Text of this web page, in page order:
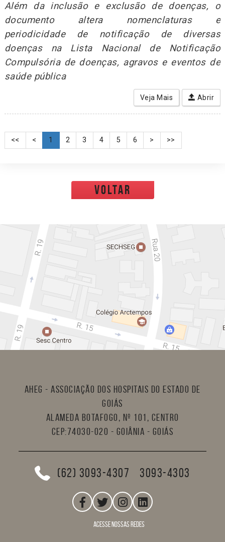
Além da inclusão e exclusão de doenças, o
documento altera nomenclaturas e
periodicidade de notificação de diversas
doenças na Lista Nacional de Notificação
Compulsória de doenças, agravos e eventos de
saúde pública
Veja Mais Abrir
<< < 1 2 3 4 5 6 > >>
voltar
AHEG - Associação dos Hospitais do Estado de
Goiás
Alameda Botafogo, nº 101, Centro
CEP:74030-020 - Goiânia - Goiás
(62) 3093-4307 3093-4303
acesse nossas redes